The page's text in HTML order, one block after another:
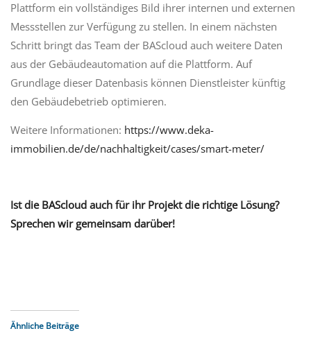
Plattform ein vollständiges Bild ihrer internen und externen
Messstellen zur Verfügung zu stellen. In einem nächsten
Schritt bringt das Team der BAScloud auch weitere Daten
aus der Gebäudeautomation auf die Plattform. Auf
Grundlage dieser Datenbasis können Dienstleister künftig
den Gebäudebetrieb optimieren.
Weitere Informationen: https://www.deka-
immobilien.de/de/nachhaltigkeit/cases/smart-meter/
Ist die BAScloud auch für ihr Projekt die richtige Lösung?
Sprechen wir gemeinsam darüber!
Ähnliche Beiträge